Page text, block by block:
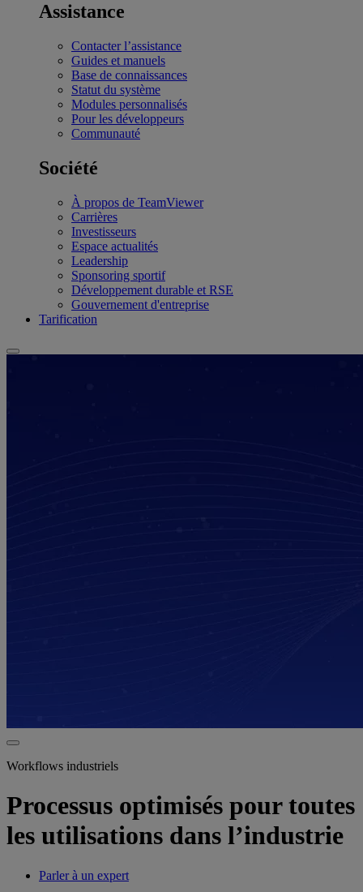
Assistance
Contacter l’assistance
Guides et manuels
Base de connaissances
Statut du système
Modules personnalisés
Pour les développeurs
Communauté
Société
À propos de TeamViewer
Carrières
Investisseurs
Espace actualités
Leadership
Sponsoring sportif
Développement durable et RSE
Gouvernement d'entreprise
Tarification
Workflows industriels
Processus optimisés pour toutes
les utilisations dans l’industrie
Parler à un expert